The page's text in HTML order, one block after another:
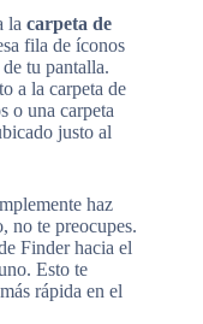
la carpeta de
fila de íconos
tu pantalla.
a la carpeta de
o una carpeta
justo al
haz
no te preocupes.
Finder hacia el
Esto te
rápida en el